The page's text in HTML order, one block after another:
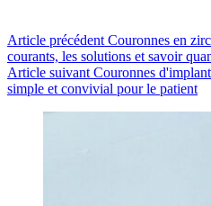
Article précédent Couronnes en
courants, les solutions et savoir
Article suivant Couronnes
simple et convivial pour le patient